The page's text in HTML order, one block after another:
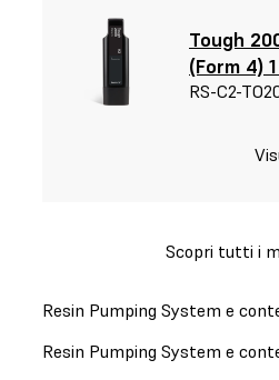
Tough
(Form 4)
RS-C2-
Scopri tutti i
Resin Pumping System e
Resin Pumping System e